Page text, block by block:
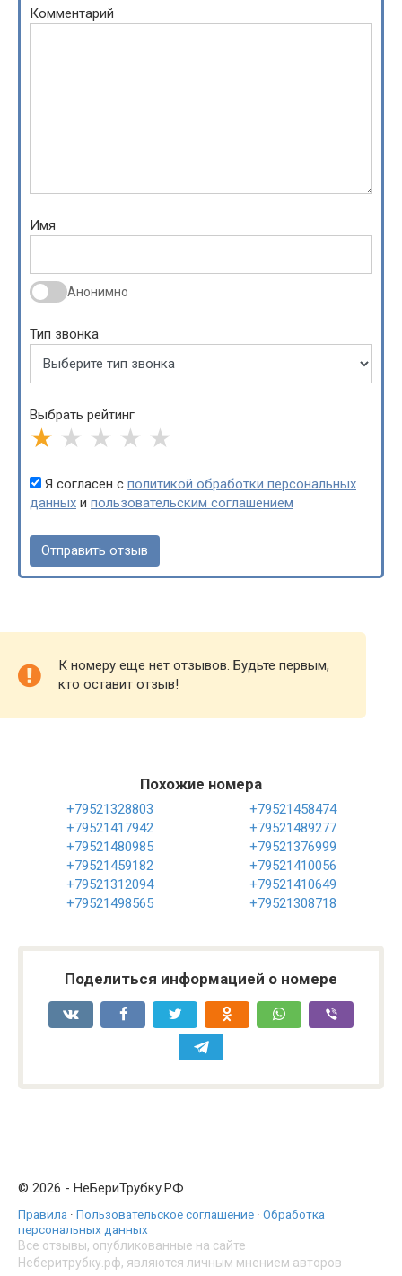
Комментарий
Имя
Анонимно
Тип звонка
Выбрать рейтинг
★ ★ ★ ★ ★
Я согласен с политикой обработки персональных
данных и пользовательским соглашением
К номеру еще нет отзывов. Будьте первым,
кто оставит отзыв!
Похожие номера
+79521328803
+79521458474
+79521417942
+79521489277
+79521480985
+79521376999
+79521459182
+79521410056
+79521312094
+79521410649
+79521498565
+79521308718
Поделиться информацией о номере
© 2026 - НеБериТрубку.РФ
Правила · Пользовательское соглашение · Обработка
персональных данных
Все отзывы, опубликованные на сайте
Неберитрубку.рф, являются личным мнением авторов